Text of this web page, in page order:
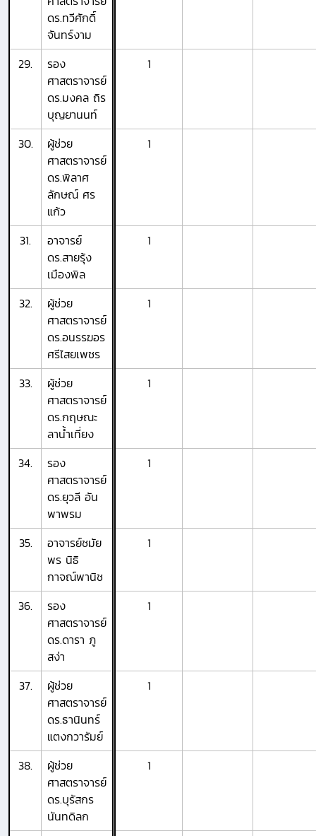
ดร.ทวีศักดิ์
จันทร์งาม
29.
รอง
ศาสตราจารย์
ดร.มงคล ถิร
บุญยานนท์
1
30.
ผู้ช่วย
ศาสตราจารย์
ดร.พิลาศ
ลักษณ์ ศร
แก้ว
1
31.
อาจารย์
ดร.สายรุ้ง
เมืองพิล
1
32.
ผู้ช่วย
ศาสตราจารย์
ดร.อนรรฆอร
ศรีไสยเพชร
1
33.
ผู้ช่วย
ศาสตราจารย์
ดร.กฤษณะ
ลาน้ำเที่ยง
1
34.
รอง
ศาสตราจารย์
ดร.ยุวลี อัน
พาพรม
1
35.
อาจารย์ชมัย
พร นิธิ
กาจณ์พานิช
1
36.
รอง
ศาสตราจารย์
ดร.ดารา ภู
สง่า
1
37.
ผู้ช่วย
ศาสตราจารย์
ดร.ธานินทร์
แตงกวารัมย์
1
38.
ผู้ช่วย
ศาสตราจารย์
ดร.บุรัสกร
นันทดิลก
1